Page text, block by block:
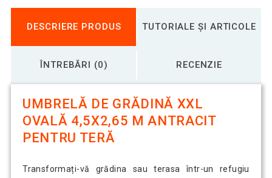
DESCRIERE PRODUS TUTORIALE ȘI ARTICOLE
ÎNTREBĂRI (0) RECENZIE
UMBRELĂ DE GRĂDINĂ XXL
OVALĂ 4,5X2,65 M ANTRACIT
PENTRU TERĂ
Transformați-vă grădina sau terasa într-un refugiu